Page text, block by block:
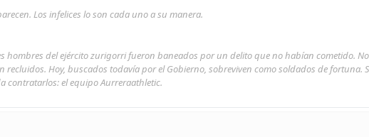
Los infelices lo son cada uno a su manera.
hombres del ejército zurigorri fueron baneados por un delito que no habían cometido.
recluidos. Hoy, buscados todavía por el Gobierno, sobreviven como soldados de fortuna.
contratarlos: el equipo Aurreraathletic.